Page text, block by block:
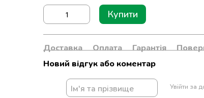
Купити
Доставка Оплата Гарантія
Новий відгук або коментар
Увійти за